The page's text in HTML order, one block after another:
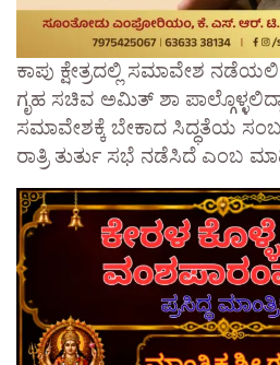
ಕಾಪು ಕ್ಷೇತ್ರದಲ್ಲಿ ಸಮಾವೇಶ
ಗೃಹ ಸಚಿವ ಅಮಿತ್ ಶಾ
ಸಮಾವೇಶಕ್ಕೆ ಬೇಕಾದ ಸಿದ್ಧತೆಯ
ರಾತ್ರಿ ತುರ್ತು ಸಭೆ ನಡೆಸಿದೆ ಎಂಬ